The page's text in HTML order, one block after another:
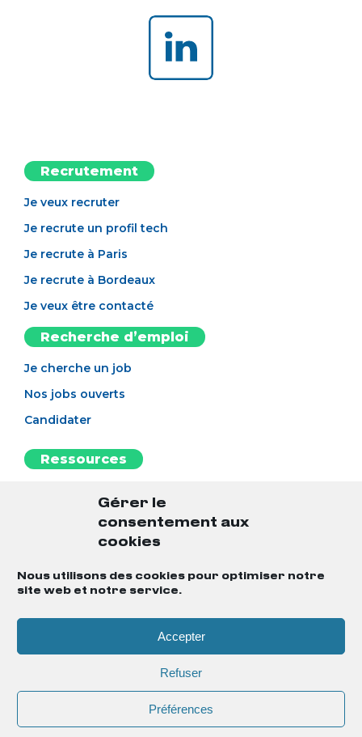
Gérer le
consentement aux
cookies
Nous utilisons des cookies pour optimiser notre
site web et notre service.
Accepter
Refuser
Préférences
Recrutement
Je veux recruter
Je recrute un profil tech
Je recrute à Paris
Je recrute à Bordeaux
Je veux être contacté
Recherche d’emploi
Je cherche un job
Nos jobs ouverts
Candidater
Ressources
Notre MasterClass
Politique de confidentialité